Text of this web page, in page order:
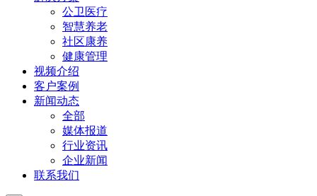
公卫医疗
智慧养老
社区康养
健康管理
视频介绍
客户案例
新闻动态
全部
媒体报道
行业资讯
企业新闻
联系我们